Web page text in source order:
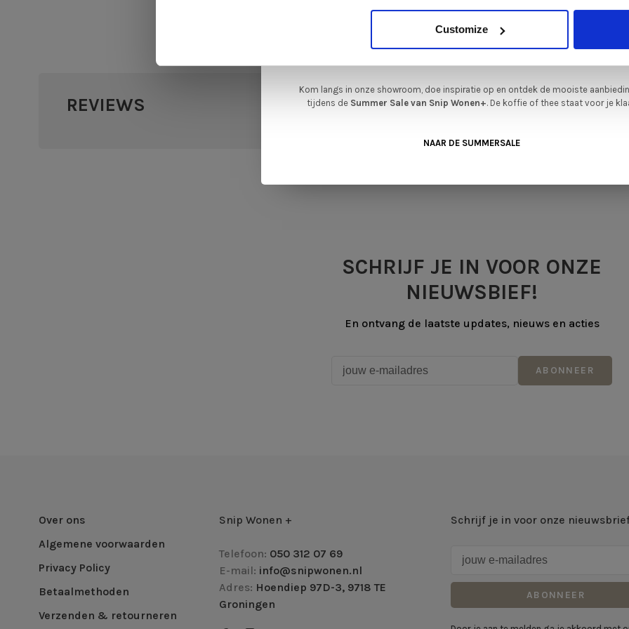
Customize
REVIEWS • •
SCHRIJF JE IN VOOR ONZE
NIEUWSBIEF!
En ontvang de laatste updates, nieuws en acties
ABONNEER
Over ons
Algemene voorwaarden
Privacy Policy
Betaalmethoden
Verzenden & retourneren
Snip Wonen +
Telefoon: 050 312 07 69
E-mail: info@snipwonen.nl
Adres: Hoendiep 97D-3, 9718 TE
Groningen
Schrijf je in voor onze
ABONNEER
gelegenheid om jouw favoriete designmeubel geheel naar wens samen te
met de kwaliteit, het comfort en de uitstraling die je van Snip Wonen+ mag
Kom langs in onze showroom, doe inspiratie op en ontdek de mooiste
tijdens de Summer Sale van Snip Wonen+. De koffie of thee staat voor je
NAAR DE SUMMERSALE